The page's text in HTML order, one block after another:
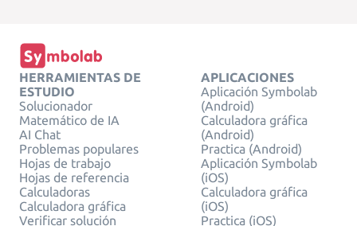
HERRAMIENTAS DE
ESTUDIO
Solucionador
Matemático de IA
AI Chat
Problemas populares
Hojas de trabajo
Hojas de referencia
Calculadoras
Calculadora gráfica
Verificar solución
APLICACIONES
Aplicación Symbolab
(Android)
Calculadora gráfica
(Android)
Practica (Android)
Aplicación Symbolab
(iOS)
Calculadora gráfica
(iOS)
Practica (iOS)